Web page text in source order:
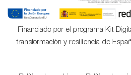
Financiado por el programa Kit
transformación y resiliencia de